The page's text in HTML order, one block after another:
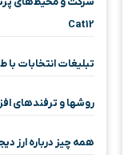
Cat12
تبلیغات انتخابات با
روشها و ترفندهای
همه چیز درباره ارز